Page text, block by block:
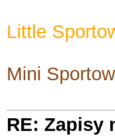
Little
Mini
RE: Zapisy